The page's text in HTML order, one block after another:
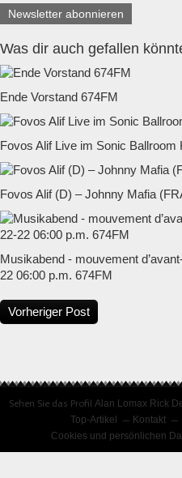
Newsletter abonnieren
Was dir auch gefallen
Ende Vorstand 674FM
Fovos Alif Live im Sonic Ballroom
Fovos Alif (D) – Johnny Mafia
Musikabend - mouvement
22 06:00 p.m. 674FM
Vorheriger Post
Sehen Sie das ProfilAlan Lomax Rick
Top-Artikel
Kontakt
Cookies und persönlichen